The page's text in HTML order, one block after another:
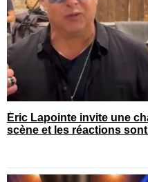
Éric Lapointe invite une
scène et les réactions